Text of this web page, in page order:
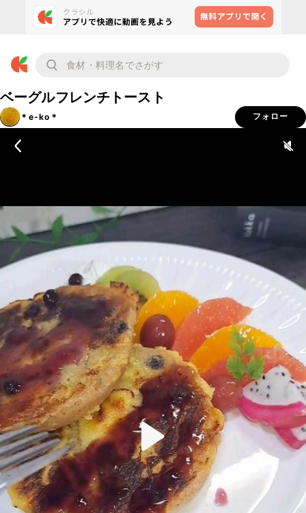
ベーグルフレンチトースト
＊e-ko＊ フォロー